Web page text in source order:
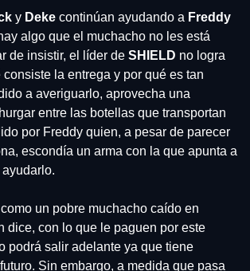
y Deke continúan ayudando a
algo que el muchacho no les está
de insistir, el líder de SHIELD no logra
la entrega y por qué es tan
a averiguarlo, aprovecha una
entre las botellas que transportan
por Freddy quien, a pesar de parecer
escondía un arma con la que apunta a
un pobre muchacho caído en
dice, con lo que le paguen por este
podrá salir adelante ya que tiene
Sin embargo, a medida que pasa